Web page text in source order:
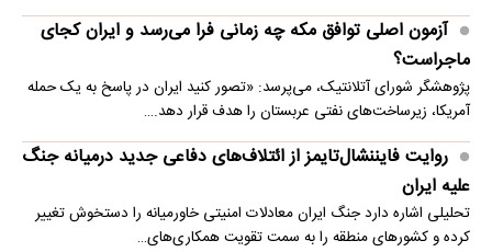
آزمون اصلی توافق مکه چه زمانی فرا می‌رسد و ایران کجای
ماجراست؟
پژوهشگر شورای آتلانتیک، می‌پرسد: «تصور کنید ایران در پاسخ به یک حمله
آمریکا، زیرساخت‌های نفتی عربستان را هدف قرار دهد.…
روایت فایننشال‌تایمز از ائتلاف‌های دفاعی جدید درمیانه جنگ
علیه ایران
تحلیلی اشاره دارد جنگ ایران معادلات امنیتی خاورمیانه را دستخوش تغییر
کرده و کشورهای منطقه را به سمت تقویت همکاری‌های…